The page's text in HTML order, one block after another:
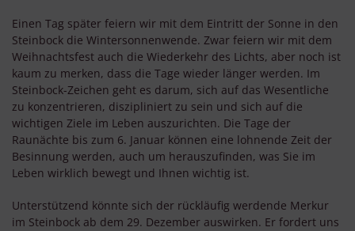
Einen Tag später feiern wir mit dem Eintritt der Sonne in den
Steinbock die Wintersonnenwende. Zwar feiern wir mit dem
Weihnachtsfest auch die Wiederkehr des Lichts, aber noch ist
kaum zu merken, dass die Tage wieder länger werden. Im
Steinbock-Zeichen geht es darum, sich auf das Wesentliche
zu konzentrieren, diszipliniert zu sein und sich auf die
wichtigen Ziele im Leben auszurichten. Die Tage der
Raunächte bis zum 6. Januar können eine lohnende Zeit der
Besinnung werden, auch um herauszufinden, was Sie im
Leben wirklich bewegt und Ihnen wichtig ist.
Unterstützend könnte sich der rückläufig werdende Merkur
im Steinbock ab dem 29. Dezember auswirken. Er fordert uns